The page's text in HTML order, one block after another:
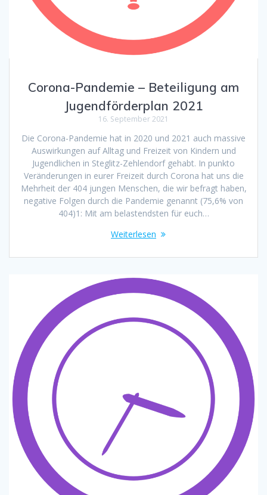
Corona-Pandemie – Beteiligung am
Jugendförderplan 2021
16. September 2021
Die Corona-Pandemie hat in 2020 und 2021 auch massive
Auswirkungen auf Alltag und Freizeit von Kindern und
Jugendlichen in Steglitz-Zehlendorf gehabt. In punkto
Veränderungen in eurer Freizeit durch Corona hat uns die
Mehrheit der 404 jungen Menschen, die wir befragt haben,
negative Folgen durch die Pandemie genannt (75,6% von
404)1: Mit am belastendsten für euch…
Weiterlesen